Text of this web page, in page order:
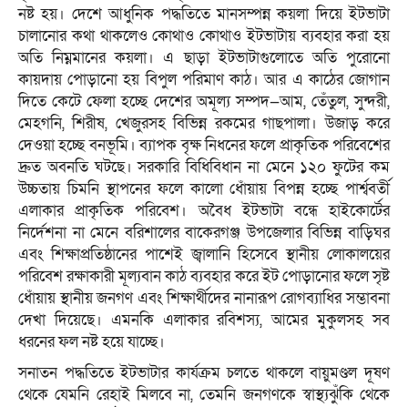
নষ্ট হয়। দেশে আধুনিক পদ্ধতিতে মানসম্পন্ন কয়লা দিয়ে ইটভাটা
চালানোর কথা থাকলেও কোথাও কোথাও ইটভাটায় ব্যবহার করা হয়
অতি নিম্নমানের কয়লা। এ ছাড়া ইটভাটাগুলোতে অতি পুরোনো
কায়দায় পোড়ানো হয় বিপুল পরিমাণ কাঠ। আর এ কাঠের জোগান
দিতে কেটে ফেলা হচ্ছে দেশের অমূল্য সম্পদ—আম, তেঁতুল, সুন্দরী,
মেহগনি, শিরীষ, খেজুরসহ বিভিন্ন রকমের গাছপালা। উজাড় করে
দেওয়া হচ্ছে বনভূমি। ব্যাপক বৃক্ষ নিধনের ফলে প্রাকৃতিক পরিবেশের
দ্রুত অবনতি ঘটছে। সরকারি বিধিবিধান না মেনে ১২০ ফুটের কম
উচ্চতায় চিমনি স্থাপনের ফলে কালো ধোঁয়ায় বিপন্ন হচ্ছে পার্শ্ববর্তী
এলাকার প্রাকৃতিক পরিবেশ। অবৈধ ইটভাটা বন্ধে হাইকোর্টের
নির্দেশনা না মেনে বরিশালের বাকেরগঞ্জ উপজেলার বিভিন্ন বাড়িঘর
এবং শিক্ষাপ্রতিষ্ঠানের পাশেই জ্বালানি হিসেবে স্থানীয় লোকালয়ের
পরিবেশ রক্ষাকারী মূল্যবান কাঠ ব্যবহার করে ইট পোড়ানোর ফলে সৃষ্ট
ধোঁয়ায় স্থানীয় জনগণ এবং শিক্ষার্থীদের নানারূপ রোগব্যাধির সম্ভাবনা
দেখা দিয়েছে। এমনকি এলাকার রবিশস্য, আমের মুকুলসহ সব
ধরনের ফল নষ্ট হয়ে যাচ্ছে।
সনাতন পদ্ধতিতে ইটভাটার কার্যক্রম চলতে থাকলে বায়ুমণ্ডল দূষণ
থেকে যেমনি রেহাই মিলবে না, তেমনি জনগণকে স্বাস্থ্যঝুঁকি থেকে